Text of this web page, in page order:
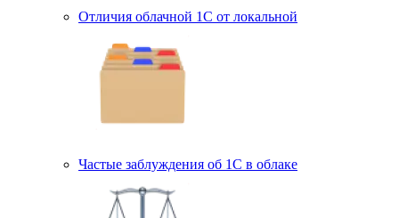
Отличия облачной 1С от локальной
Частые заблуждения об 1С в облаке